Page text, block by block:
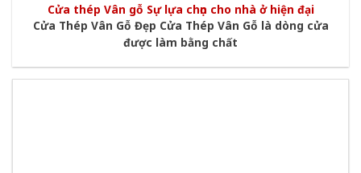
Cửa thép Vân gỗ Sự lựa chọn cho nhà ở hiện đại
Cửa Thép Vân Gỗ Đẹp Cửa Thép Vân Gỗ là dòng cửa
được làm bằng chất